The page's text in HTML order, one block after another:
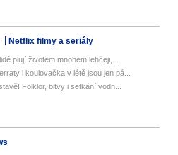
Netflix filmy a seriály
plují životem mnohem lehčeji,...
i koulovačka v létě jsou jen pá...
Folklor, bitvy i setkání vodn...